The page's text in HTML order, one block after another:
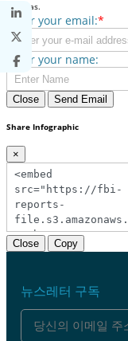
commas.
Enter your email:*
Enter your name:
Close Send Email
Share Infographic
×
Close Copy
뉴스레터 구독